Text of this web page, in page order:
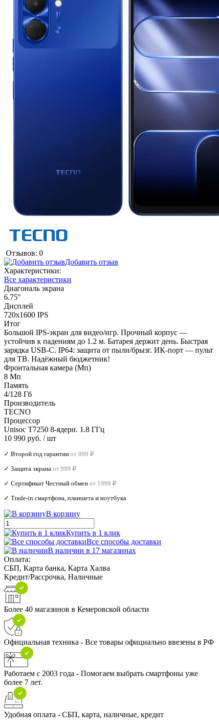
Отзывов: 0
Добавить отзыв
Характеристики:
Все характеристики
Диагональ экрана
6.75"
Дисплей
720x1600 IPS
Итог
Большой IPS-экран для видео/игр. Прочный корпус —
устойчив к падениям до 1.2 м. Батарея держит день. Быстрая
зарядка USB-C. IP64: защита от пыли/брызг. ИК-порт — пульт
для ТВ. Надёжный бюджетник!
Фронтальная камера (Мп)
8 Мп
Память
4/128 Гб
Производитель
TECNO
Процессор
Unisoc T7250 8-ядерн. 1.8 ГГц
10 990 руб. / шт
✓ Второй год гарантии от 999 ₽
✓ Защита экрана от 999 ₽
✓ Сертификат Честный обмен от 1999 ₽
✓ Trade‑in смартфона, планшета и ноутбука
В корзину
Купить в 1 клик
Все способы доставки
В наличии в 17 магазинах
Оплата:
СБП, Карта банка, Карта Халва
Кредит/Рассрочка, Наличные
Более 40 магазинов в Кемеровской области
Официальная техника - Все товары официально ввезены в РФ
Работаем с 2003 года - Помогаем выбрать смартфоны уже
более 7 лет.
Удобная оплата - СБП, карта, наличные, кредит